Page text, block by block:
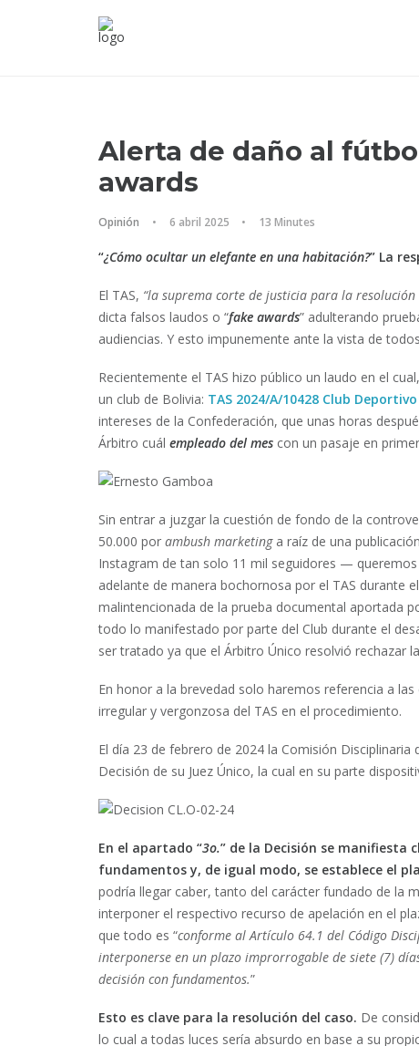
Alerta de daño al
awards
Opinión • 6 abril 2025 • 13 Minutes
“¿Cómo ocultar un elefante en una habitación?” La
El TAS, “la suprema corte de justicia para la
dicta falsos laudos o “fake awards” adulterando
audiencias. Y esto impunemente ante la vista de
Recientemente el TAS hizo público un laudo en el
un club de Bolivia: TAS 2024/A/10428 Club
intereses de la Confederación, que unas horas
Árbitro cuál empleado del mes con un pasaje en
Sin entrar a juzgar la cuestión de fondo de la
50.000 por ambush marketinga raíz de una
Instagram de tan solo 11 mil seguidores —
adelante de manera bochornosa por el TAS durante
malintencionada de la prueba documental aportada
todo lo manifestado por parte del Club durante el
ser tratado ya que el Árbitro Único resolvió rechazar
En honor a la brevedad solo haremos referencia a
irregular y vergonzosa del TAS en el procedimiento.
El día 23 de febrero de 2024 la Comisión
Decisión de su Juez Único, la cual en su parte
En el apartado “3o.” de la Decisión se
fundamentos y, de igual modo, se establece el
podría llegar caber, tanto del carácter fundado de la
interponer el respectivo recurso de apelación en el
que todo es “conforme al Artículo 64.1 del Código
interponerse en un plazo improrrogable de siete (7)
decisión con fundamentos.”
Esto es clave para la resolución del caso. De
lo cual a todas luces sería absurdo en base a su